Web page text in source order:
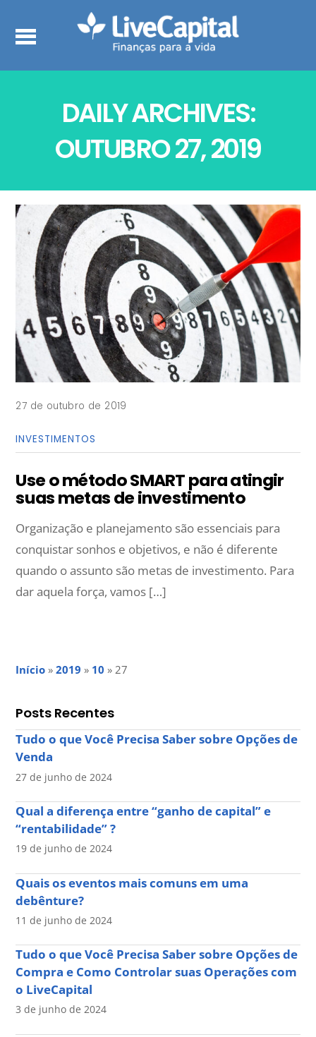
DAILY ARCHIVES:
OUTUBRO 27, 2019
27 de outubro de 2019
INVESTIMENTOS
Use o método SMART para atingir
suas metas de investimento
Organização e planejamento são essenciais para
conquistar sonhos e objetivos, e não é diferente
quando o assunto são metas de investimento. Para
dar aquela força, vamos […]
Início » 2019 » 10 » 27
Posts Recentes
Tudo o que Você Precisa Saber sobre Opções de
Venda
27 de junho de 2024
Qual a diferença entre “ganho de capital” e
“rentabilidade” ?
19 de junho de 2024
Quais os eventos mais comuns em uma
debênture?
11 de junho de 2024
Tudo o que Você Precisa Saber sobre Opções de
Compra e Como Controlar suas Operações com
o LiveCapital
3 de junho de 2024